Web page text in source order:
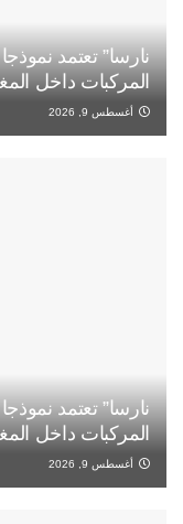
نارسا” تعتمد
المركبات داخل
أغسطس 9, 2026
نارسا” تعتمد
المركبات داخل
أغسطس 9, 2026